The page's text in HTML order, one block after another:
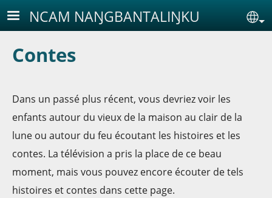
Aller au contenu principal
NCAM NAŊGBANTALIŊKU
Contes
Dans un passé plus récent, vous devriez voir les
enfants autour du vieux de la maison au clair de la
lune ou autour du feu écoutant les histoires et les
contes. La télévision a pris la place de ce beau
moment, mais vous pouvez encore écouter de tels
histoires et contes dans cette page.